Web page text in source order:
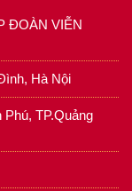
ĐOÀN VIỄN
Hà Nội
TP.Quảng